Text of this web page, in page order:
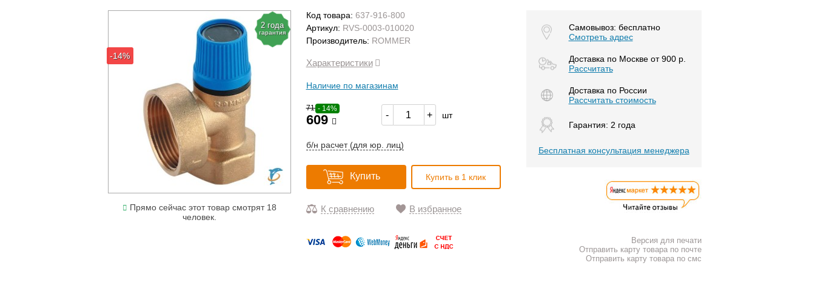
-14%
2 года
гарантия
Прямо сейчас этот товар смотрят 18
человек.
Код товара: 637-916-800
Артикул: RVS-0003-010020
Производитель: ROMMER
Характеристики
Наличие по магазинам
712- 14%
609 - + шт
б/н расчет (для юр. лиц)
Купить Купить в 1 клик
К сравнению В избранное
Самовывоз: бесплатно
Смотреть адрес
Доставка по Москве от 900 р.
Расcчитать
Доставка по России
Рассчитать стоимость
Гарантия: 2 года
Бесплатная консультация менеджера
Версия для печати
Отправить карту товара по почте
Отправить карту товара по смс